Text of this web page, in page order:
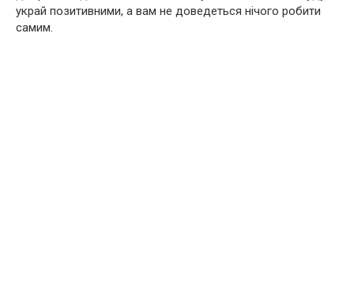
украй позитивними, а вам не доведеться нічого робити
самим.